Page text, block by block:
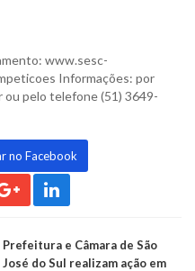
www.sesc-
Informações: por
ou pelo telefone (51) 3649-
no Facebook
Prefeitura e Câmara de São
José do Sul realizam ação em